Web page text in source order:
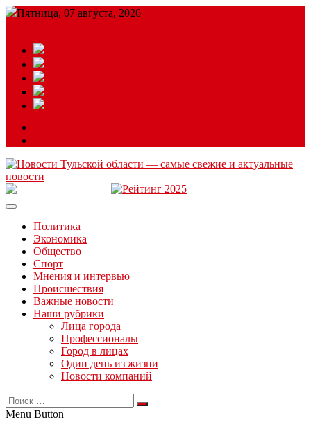
Пятница, 07 августа, 2026
Читайте последние новости дня в Тульской области на сайте
Политика
Экономика
Общество
Спорт
Мнения и интервью
Происшествия
Важные новости
Наши рубрики
Лица города
Профессионалы
Город в лицах
Один день из жизни
Новости компаний
Menu Button